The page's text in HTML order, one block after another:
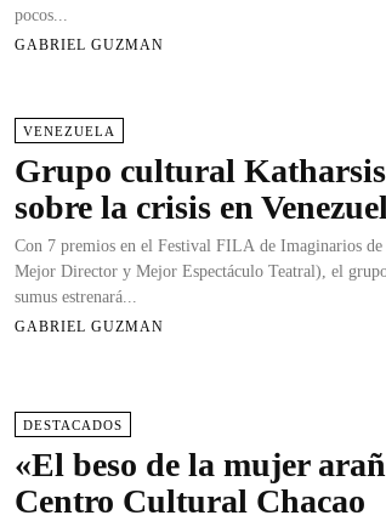
pocos...
GABRIEL GUZMAN
VENEZUELA
Grupo cultural Katharsis
sobre la crisis en
Con 7 premios en el Festival FILA de Imaginarios de
Mejor Director y Mejor Espectáculo Teatral), el
sumus estrenará...
GABRIEL GUZMAN
DESTACADOS
«El beso de la mujer
Centro Cultural Chacao